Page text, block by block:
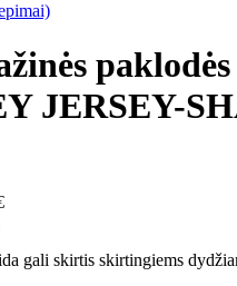
JERSEY-
gali skirtis skirtingiems